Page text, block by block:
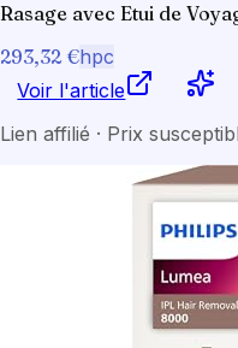
Rasage avec Etui de
293,32 €hpc
Voir l'article
Lien affilié · Prix